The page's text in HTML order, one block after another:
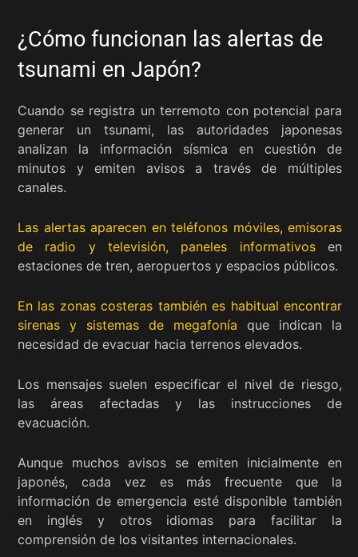
¿Cómo funcionan las alertas de
tsunami en Japón?
Cuando se registra un terremoto con potencial para
generar un tsunami, las autoridades japonesas
analizan la información sísmica en cuestión de
minutos y emiten avisos a través de múltiples
canales.
Las alertas aparecen en teléfonos móviles, emisoras
de radio y televisión, paneles informativosen
estaciones de tren, aeropuertos y espacios públicos.
En las zonas costeras también es habitual encontrar
sirenas y sistemas de megafonía que indican la
necesidad de evacuar hacia terrenos elevados.
Los mensajes suelen especificar el nivel de riesgo,
las áreas afectadas y las instrucciones de
evacuación.
Aunque muchos avisos se emiten inicialmente en
japonés, cada vez es más frecuente que la
información de emergencia esté disponible también
en inglés y otros idiomas para facilitar la
comprensión de los visitantes internacionales.